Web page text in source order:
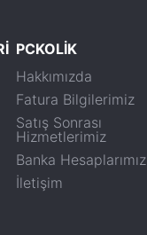
PCKOLİK
Hakkımızda
Fatura Bilgilerimiz
Satış Sonrası
Hizmetlerimiz
Banka Hesaplarımız
İletişim